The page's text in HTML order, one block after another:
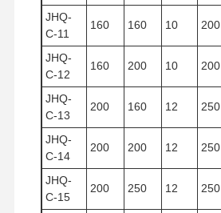
JHQ-
C-11
160 160 10 200
JHQ-
C-12
160 200 10 200
JHQ-
C-13
200 160 12 250
JHQ-
C-14
200 200 12 250
JHQ-
C-15
200 250 12 250